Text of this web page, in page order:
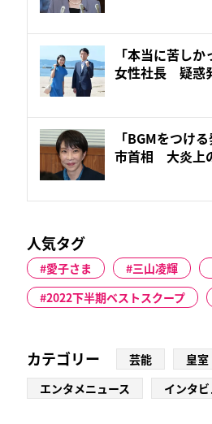
「本当に苦し
女性社長 疑惑
「BGMをつけ
市首相 大炎上
人気タグ
愛子さま 三山凌輝
2022下半期ベストスクープ
カテゴリー 芸能 皇室
エンタメニュース
インタ